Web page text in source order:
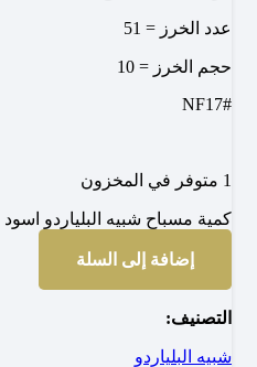
عدد الخرز = 51
حجم الخرز = 10
#NF17
1 متوفر في المخزون
كمية مسباح شبيه البلياردو
إضافة إلى السلة
التصنيف:
شبيه البلياردو